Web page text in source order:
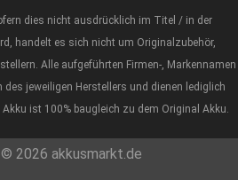
dies nicht ausdrücklich im Titel / in der
handelt es sich nicht um Originalzubehör,
Alle aufgeführten Firmen-, Markennamen
jeweiligen Herstellers und dienen lediglich
ist 100% baugleich zu dem Original Akku.
2026 akkusmarkt.de